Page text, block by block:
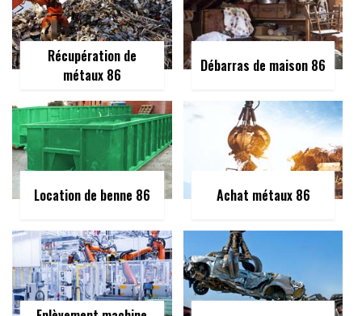
Récupération de
métaux 86
Débarras de maison 86
Location de benne 86 Achat métaux 86